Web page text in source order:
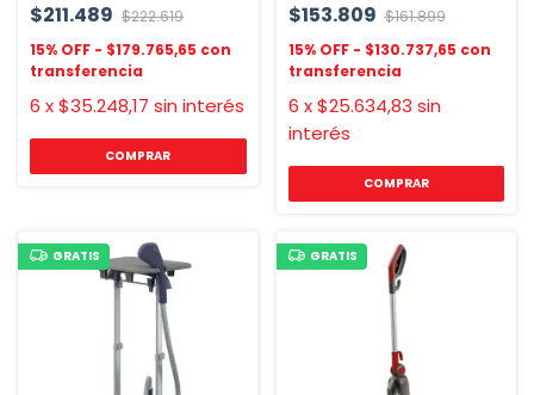
$211.489 $222.619
$179.765,65
6 x$35.248,17 sin interés
$153.809 $161.899
$130.737,65
6 x$25.634,83 sin
interés
GRATIS GRATIS